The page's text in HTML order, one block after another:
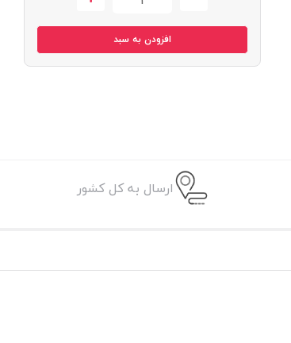
افزودن به سبد
ارسال به کل کشور